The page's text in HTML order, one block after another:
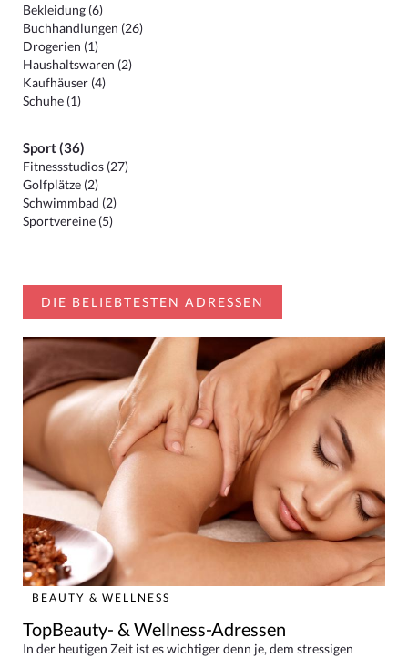
Bekleidung (6)
Buchhandlungen (26)
Drogerien (1)
Haushaltswaren (2)
Kaufhäuser (4)
Schuhe (1)
Sport (36)
Fitnessstudios (27)
Golfplätze (2)
Schwimmbad (2)
Sportvereine (5)
DIE BELIEBTESTEN ADRESSEN
BEAUTY & WELLNESS
TopBeauty- & Wellness-Adressen
In der heutigen Zeit ist es wichtiger denn je, dem stressigen